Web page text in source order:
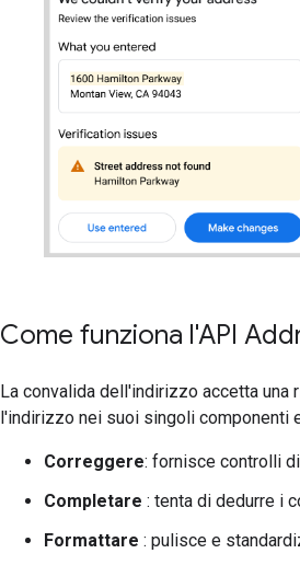
Come funziona l'API
La convalida dell'indirizzo accetta una
l'indirizzo nei suoi singoli componenti
Correggere: fornisce controlli
Completare : tenta di dedurre i
Formattare : pulisce e